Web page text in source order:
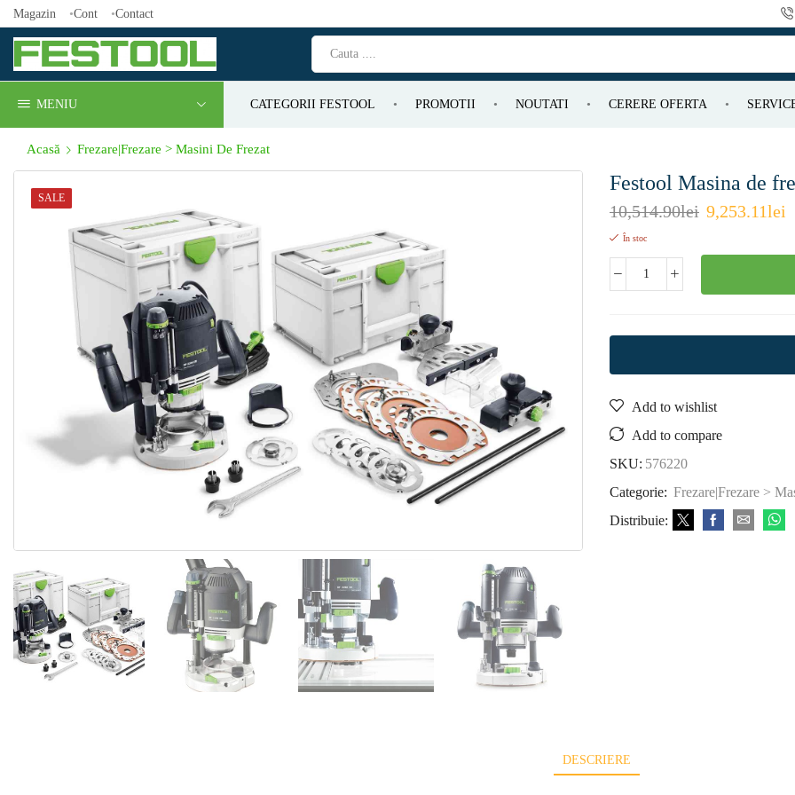
Magazin Cont Contact
MENIU CATEGORII FESTOOL PROMOTII NOUTATI CERERE OFERTA
Acasă Frezare|Frezare > Masini De Frezat
SALE
Festool Masina de
10,514.90lei 9,253.11lei
În stoc
Add to wishlist
Add to compare
SKU: 576220
Categorie: Frezare|Frezare >
Distribuie:
DESCRIERE